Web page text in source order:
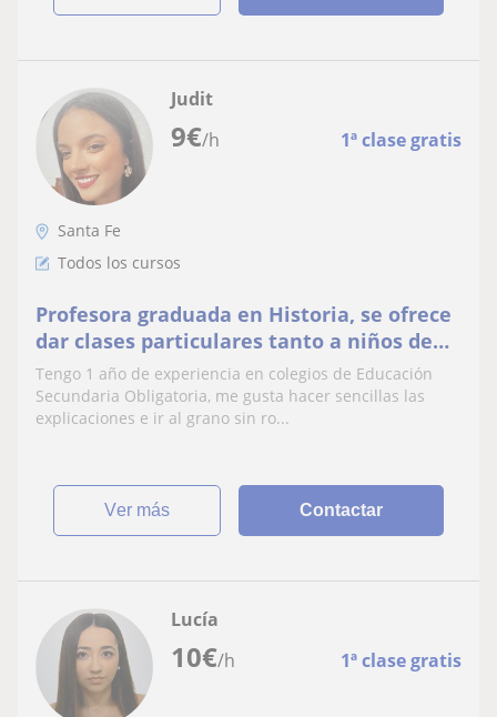
9€/h 1ª clase gratis
Judit
Santa Fe
Todos los cursos
Profesora graduada en Historia, se ofrece
dar clases particulares tanto a niños de
primaria como de secundaria en todas las
materias. Me gusta acercar los contenidos
a mis alumnos de forma sencilla y clara,
Tengo 1 año de experiencia en colegios de Educación
Secundaria Obligatoria, me gusta hacer sencillas las
explicaciones e ir al grano sin ro...
ver más Contactar
10€/h 1ª clase gratis
Lucía